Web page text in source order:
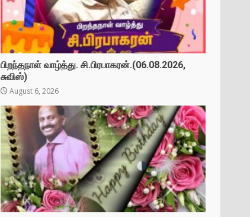
பிறந்தநாள் வாழ்த்து. சி.பிரபாகரன்.(06.08.2026,
சுவிஸ்)
August 6, 2026